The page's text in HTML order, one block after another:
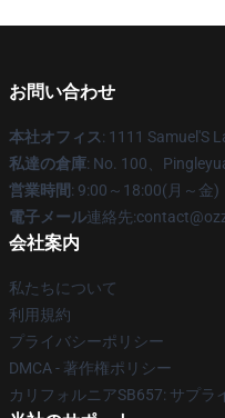
お問い合わせ
本社オフィス: 1111 Samuel'S
私達の倉庫: No. 100、
営業時間: 9:00～18:00(月～金)
電子メール連絡先
会社案内
私たちについて
利用規約
プライバシーポリシー
DMCA - 著作権ポリシー
カリフォルニアSB657: サプラ